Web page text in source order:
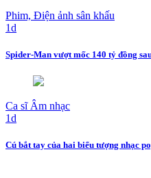
Phim, Điện ảnh sân khấu
1d
Spider-Man vượt mốc 140 tỷ đồng
Ca sĩ Âm nhạc
1d
Cú bắt tay của hai biểu tượng nhạc